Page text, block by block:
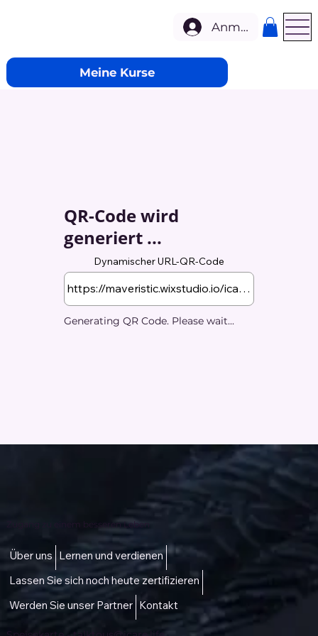
Meine Kurse
Anmelden
QR-Code wird
generiert ...
Dynamischer URL-QR-Code
Generating QR Code. Please wait...
Zugang zu einem besseren Leben
Über uns Lernen und verdienen
Lassen Sie sich noch heute zertifizieren
Werden Sie unser Partner Kontakt